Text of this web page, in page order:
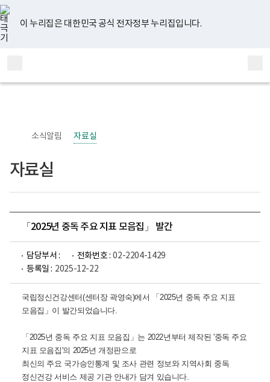
너
비
767px
이
하
이 누리집은 대한민국 공식 전자정부 누리집입니다.
지
검
메
홈
소식알림 자료실
자료실
「2025년 중독 주요 지표 모음집」 발간
담당부서 : 전화번호 : 02-2204-1429
등록일 : 2025-12-22
국립정신건강센터(센터장 곽영숙)에서 「2025년 중독 주요 지표
모음집」이 발간되었습니다.
「2025년 중독 주요 지표 모음집」는 2022년부터 제작된 '중독 주요
지표 모음집'의 2025년 개정판으로
최신의 주요 국가승인통계 및 조사 관련 정보와 지역사회 중독
정신건강 서비스 제공 기관 안내가 담겨 있습니다.
유
튜
브
페
이
스
북
인
스
타
그
램
블
로
그